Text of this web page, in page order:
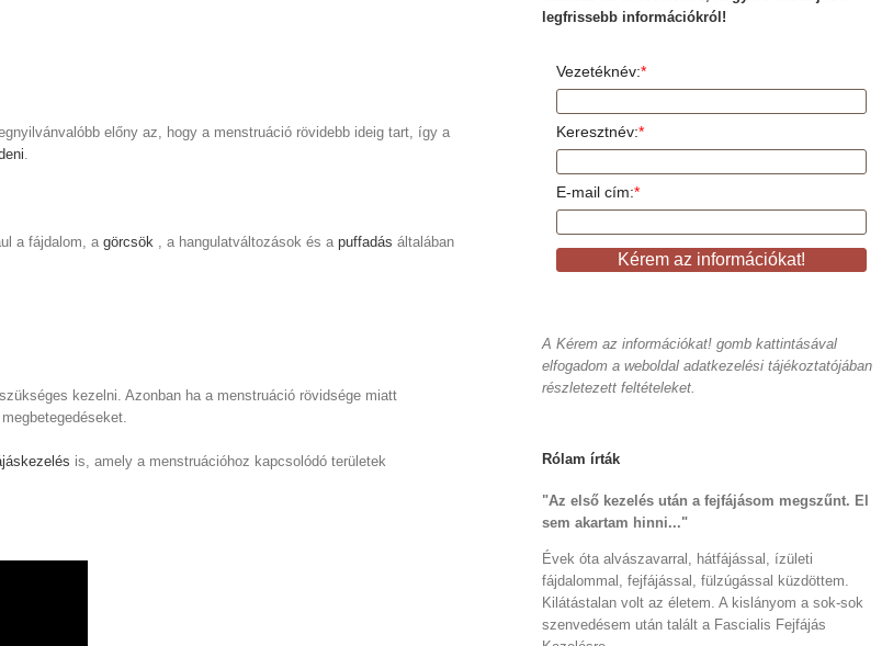
előny az, hogy a menstruáció rövidebb ideig tart, így a
.
a fájdalom, a görcsök , a hangulatváltozások és a puffadás általában
kezelni. Azonban ha a menstruáció rövidsége miatt
is, amely a menstruációhoz kapcsolódó területek
legfrissebb információkról!
Vezetéknév:*
Keresztnév:*
E-mail cím:*
A Kérem az információkat! gomb kattintásával
elfogadom a weboldal adatkezelési tájékoztatójában
részletezett feltételeket.
Rólam írták
"Az első kezelés után a fejfájásom megszűnt. El
sem akartam hinni..."
Évek óta alvászavarral, hátfájással, ízületi
fájdalommal, fejfájással, fülzúgással küzdöttem.
Kilátástalan volt az életem. A kislányom a sok-sok
szenvedésem után talált a Fascialis Fejfájás